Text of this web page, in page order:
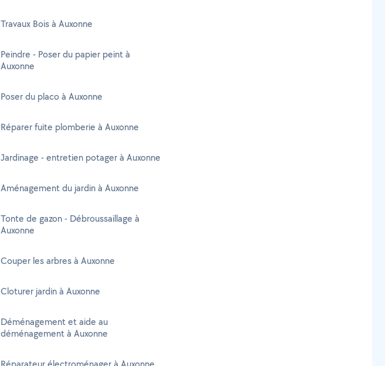
Travaux Bois à Auxonne
Peindre - Poser du papier peint à
Auxonne
Poser du placo à Auxonne
Réparer fuite plomberie à Auxonne
Jardinage - entretien potager à Auxonne
Aménagement du jardin à Auxonne
Tonte de gazon - Débroussaillage à
Auxonne
Couper les arbres à Auxonne
Cloturer jardin à Auxonne
Déménagement et aide au
déménagement à Auxonne